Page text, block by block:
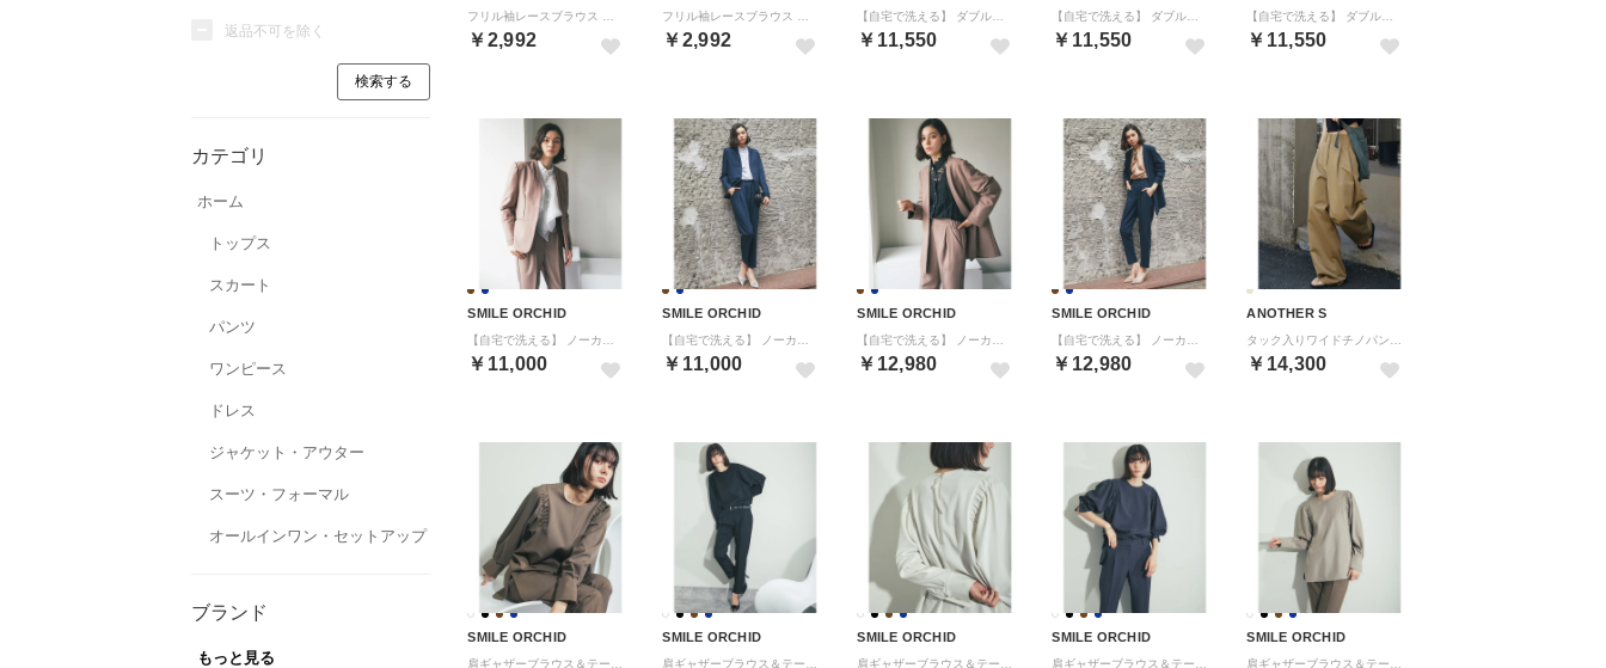
返品不可を除く
カテゴリ
ホーム
トップス
スカート
パンツ
ワンピース
ドレス
ジャケット・アウター
スーツ・フォーマル
オールインワン・セットアップ
ブランド
もっと見る
￥2,992 ￥2,992 ￥11,550 ￥11,550 ￥11,550
SMILE ORCHID
￥11,000
SMILE ORCHID
￥11,000
SMILE ORCHID
￥12,980
SMILE ORCHID
￥12,980
ANOTHER S
￥14,300
SMILE ORCHID SMILE ORCHID SMILE ORCHID SMILE ORCHID SMILE ORCHID